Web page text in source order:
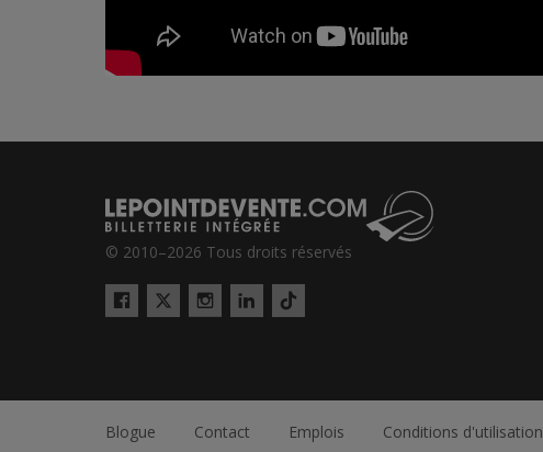
© 2010–2026 Tous droits réservés
Facebook
Twitter
InstagramLinkedIn
Tiktok
Blogue Contact Emplois Conditions d'utilisation